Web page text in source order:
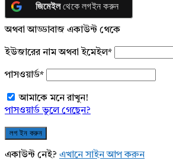
জিমেইলথেকে লগইন করুন
অথবা আড্ডাবাজ একাউন্ট থেকে
ইউজারের নাম অথবা ইমেইল*
পাসওয়ার্ড*
আমাকে মনে রাখুন!
পাসওয়ার্ড ভুলে গেছেন?
একাউন্ট নেই? এখানে সাইন আপ করুন